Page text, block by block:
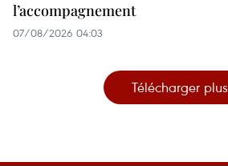
l’accompagnement
07/08/2026 04:03
Télécharger plus